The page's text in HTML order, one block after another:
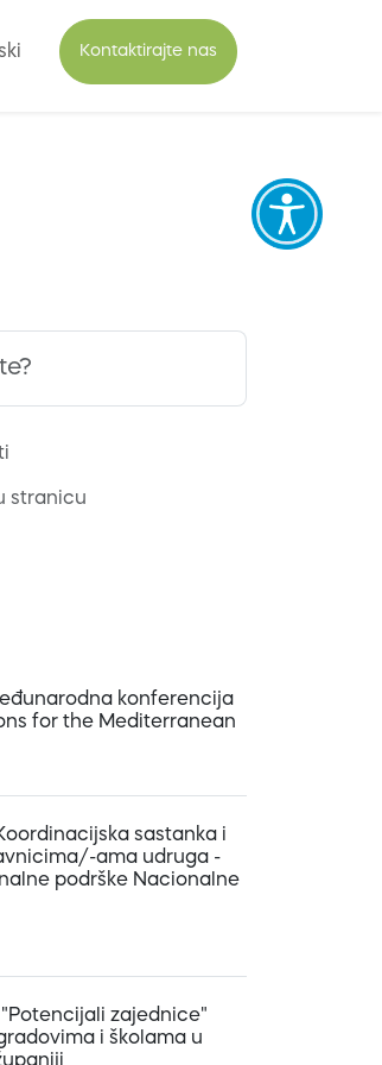
Kontaktirajte nas
stranicu
konferencija
for the Mediterranean
sastanka i
ama udruga -
podrške Nacionalne
zajednice"
i školama u